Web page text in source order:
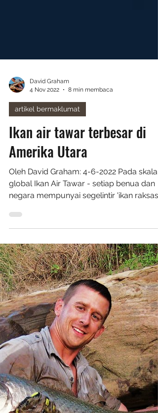
David Graham
4 Nov 2022
8 min membaca
artikel bermaklumat
Ikan air tawar terbesar di
Amerika Utara
Oleh David Graham: 4-6-2022 Pada skala
global Ikan Air Tawar - setiap benua dan
negara mempunyai segelintir 'ikan
yang unik....